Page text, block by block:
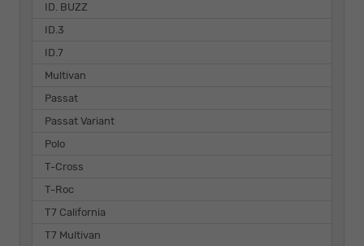
ID. BUZZ
ID.3
ID.7
Multivan
Passat
Passat Variant
Polo
T-Cross
T-Roc
T7 California
T7 Multivan